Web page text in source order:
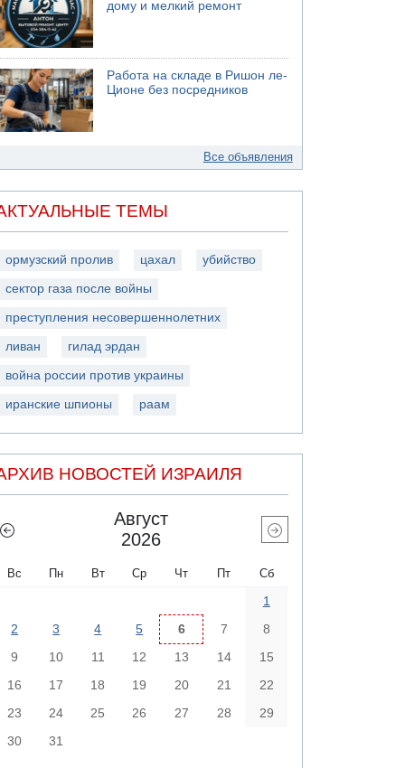
дому и мелкий ремонт
Работа на складе в Ришон ле-
Ционе без посредников
Все объявления
ТЕМЫ
ормузский пролив цахал убийство
сектор газа после войны
преступления несовершеннолетних
ливан гилад эрдан
война россии против украины
иранские шпионы раам
НОВОСТЕЙ ИЗРАИЛЯ
Август
2026
Вс Пн Вт Ср Чт Пт Сб
1
2
3 4 5 6 7
8
9
10 11 12 13 14
15
16
17 18 19 20 21
22
23
24 25 26 27 28
29
30
31